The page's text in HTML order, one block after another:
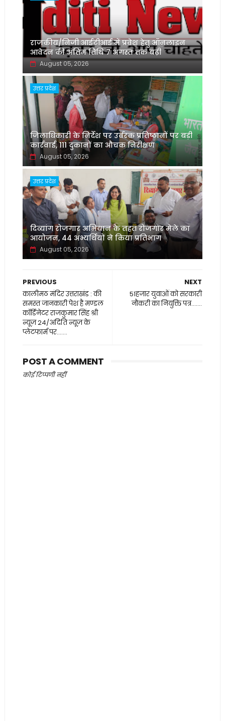
राजकीय/निजी आईटीआई में प्रवेश हेतु ऑनलाइन
आवेदन की अंतिम तिथि 7 अगस्त तक बढ़ी
August 05, 2026
उत्तर प्रदेश
जिलाधिकारी के निर्देश पर उर्वरक प्रतिष्ठानों पर बड़ी
कार्रवाई, 111 दुकानों का औचक निरीक्षण
August 05, 2026
उत्तर प्रदेश
दिव्यांग रोजगार अभियान के तहत रोजगार मेले का
आयोजन, 44 अभ्यर्थियों ने किया प्रतिभाग
August 05, 2026
NEXT
51हजार युवाओं को सरकारी
नौकरी का नियुक्ति पत्र.......
PREVIOUS
कालीमठ मंदिर उत्तराखंड : की
समस्त जानकारी पेश है मण्डल
कॉर्डिनेटर राजकुमार सिंह श्री
न्यूज़ 24/अदिति न्यूज़ के
प्लेटफार्म पर.......
POST A COMMENT
कोई टिप्पणी नहीं